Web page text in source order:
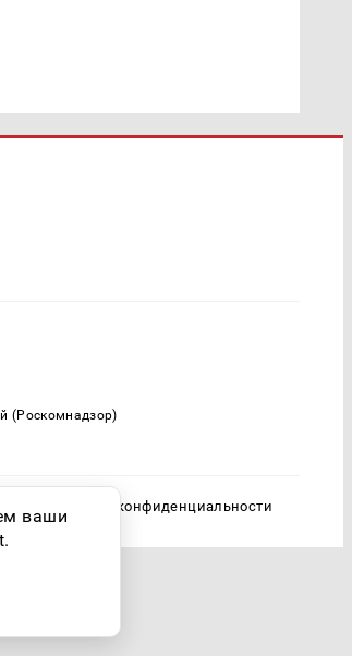
(Роскомнадзор)
Политика конфиденциальности
ваши